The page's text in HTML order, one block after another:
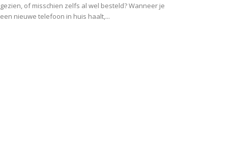
gezien, of misschien zelfs al wel besteld? Wanneer je
een nieuwe telefoon in huis haalt,...